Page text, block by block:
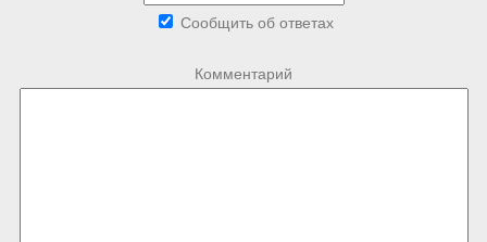
Сообщить об ответах
Комментарий